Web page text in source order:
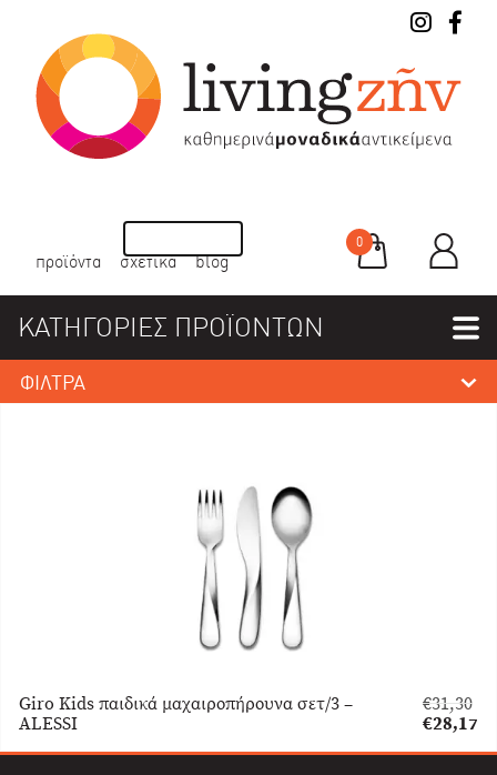
προϊόντα σχετικά blog
0
ΚΑΤΗΓΟΡΙΕΣ ΠΡΟΪΟΝΤΩΝ
ΦΙΛΤΡΑ
Giro Kids παιδικά μαχαιροπήρουνα σετ/3 –
ALESSI
€31,30
Original
was:
€28,17
τρέχουσα